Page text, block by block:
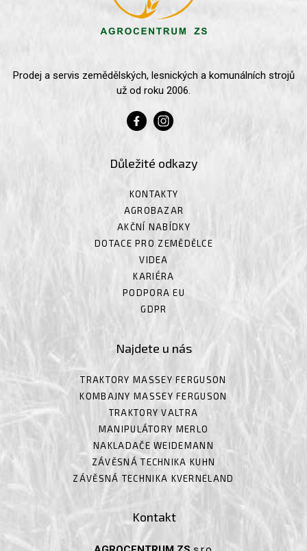
Prodej a servis zemědělských, lesnických a komunálních strojů
už od roku 2006.
Důležité odkazy
KONTAKTY
AGROBAZAR
AKČNÍ NABÍDKY
DOTACE PRO ZEMĚDĚLCE
VIDEA
KARIÉRA
PODPORA EU
GDPR
Najdete u nás
TRAKTORY MASSEY FERGUSON
KOMBAJNY MASSEY FERGUSON
TRAKTORY VALTRA
MANIPULÁTORY MERLO
NAKLADAČE WEIDEMANN
ZÁVĚSNÁ TECHNIKA KUHN
ZÁVĚSNÁ TECHNIKA KVERNELAND
Kontakt